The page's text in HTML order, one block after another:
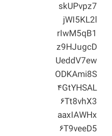
skUPvpz7
jWI5KL2l
rIwM5qB1
z9HJugcD
UeddV7ew
ODKAmi8S
۴GtYHSAL
۶Tt8vhX3
aaxIAWHx
۶T9veeD5